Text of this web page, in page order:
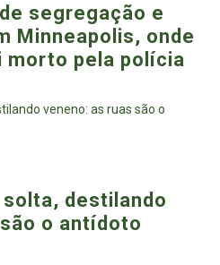
segregação e
Minneapolis, onde
morto pela polícia
destilando
o antídoto